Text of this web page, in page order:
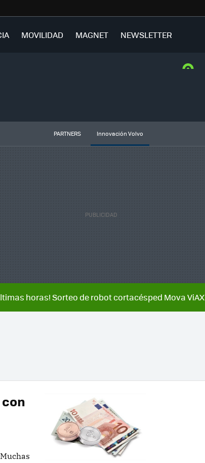
MOVILIDAD MAGNET NEWSLETTER
PARTNERS Innovación Volvo
horas! Sorteo de robot cortacésped Mova ViAX